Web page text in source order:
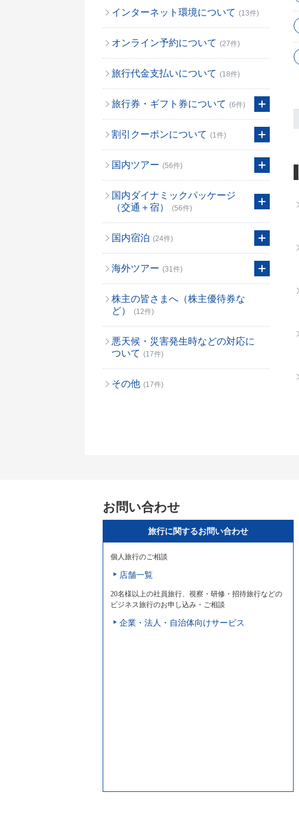
インターネット環境について (13件)
オンライン予約について (27件)
旅行代金支払いについて (18件)
旅行券・ギフト券について (6件)
割引クーポンについて (1件)
国内ツアー (56件)
国内ダイナミックパッケージ
（交通＋宿）
(56件)
国内宿泊 (24件)
海外ツアー (31件)
株主の皆さまへ（株主優待券な
ど）
(12件)
悪天候・災害発生時などの対応に
ついて (17件)
その他 (17件)
お問い合わせ
旅行に関するお問い合わせ
個人旅行のご相談
店舗一覧
20名様以上の社員旅行、視察・研修・招待旅行などの
ビジネス旅行のお申し込み・ご相談
企業・法人・自治体向けサービス